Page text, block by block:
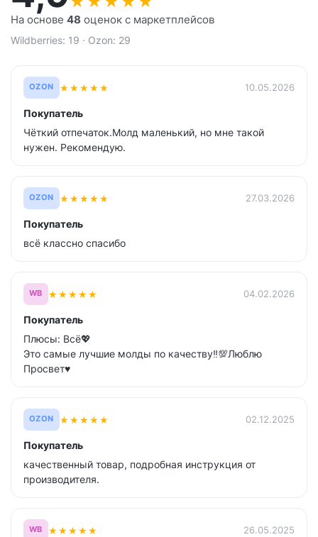
На основе 48 оценок с маркетплейсов
Wildberries: 19 · Ozon: 29
OZON ★★★★★ 10.05.2026
Покупатель
Чёткий отпечаток.Молд маленький, но мне такой
нужен. Рекомендую.
OZON ★★★★★ 27.03.2026
Покупатель
всё классно спасибо
WB ★★★★★ 04.02.2026
Покупатель
Плюсы: Всё💖
Это самые лучшие молды по качеству‼️💯Люблю
Просвет♥️
OZON ★★★★★ 02.12.2025
Покупатель
качественный товар, подробная инструкция от
производителя.
WB ★★★★★ 26.05.2025